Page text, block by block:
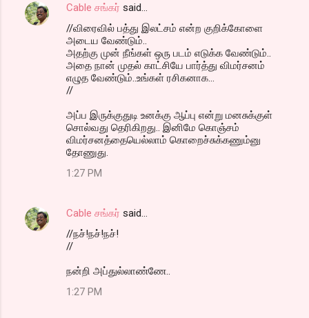
Cable சங்கர் said…
//விரைவில் பத்து இலட்சம் என்ற குறிக்கோளை
அடைய வேண்டும்..
அதற்கு முன் நீங்கள் ஒரு படம் எடுக்க வேண்டும்..
அதை நான் முதல் காட்சியே பார்த்து விமர்சனம்
எழுத வேண்டும்..உங்கள் ரசிகனாக...
//
அப்ப இருக்குதுடி உனக்கு ஆப்பு என்று மனசுக்குள்
சொல்வது தெரிகிறது.. இனிமே கொஞ்சம்
விமர்சனத்தையெல்லாம் கொறைச்சுக்கணும்னு
தோணுது.
1:27 PM
Cable சங்கர் said…
//நச்!நச்!நச்!
//
நன்றி அப்துல்லாண்ணே..
1:27 PM